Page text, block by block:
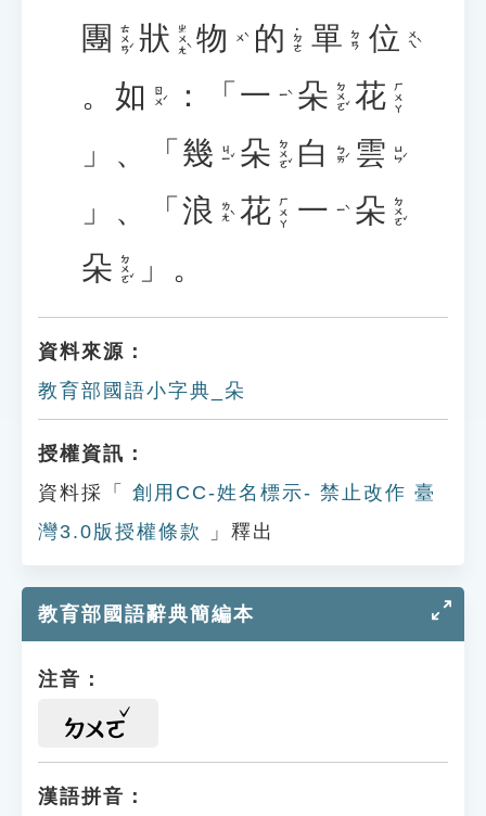
團 ㄊㄨㄢˊ 狀 ㄓㄨㄤˋ 物 ㄨˋ 的 ˙ㄉㄜ 單 ㄉㄢ 位 ㄨㄟˋ
。 如 ㄖㄨˊ ：「 一 ㄧˋ 朵 ㄉㄨㄛˇ 花 ㄏㄨㄚ
」、「 幾 ㄐㄧˇ 朵 ㄉㄨㄛˇ 白 ㄅㄞˊ 雲 ㄩㄣˊ
」、「 浪 ㄌㄤˋ 花 ㄏㄨㄚ 一 ㄧˋ 朵 ㄉㄨㄛˇ
朵 ㄉㄨㄛˇ 」。
資料來源：
教育部國語小字典_朵
授權資訊：
資料採「
創用CC-姓名標示- 禁止改作 臺
灣3.0版授權條款
」釋出
教育部國語辭典簡編本
注音：
ㄉㄨㄛ
漢語拼音：